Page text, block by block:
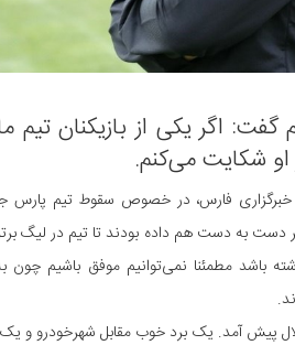
اگر یکی از بازیکنان تیم
او شکایت می‌کنم.
خبرگزاری فارس،‌ در خصوص سقوط تیم پارس
دست به دست هم داده بودند تا تیم در لیگ برتر
باشد مطمئنا نمی‌توانیم موفق باشیم
پیش آمد. یک برد خوب مقابل شهرخودرو و